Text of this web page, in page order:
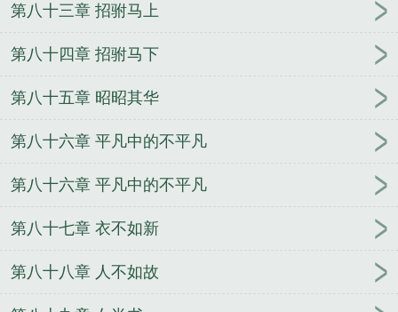
第八十三章 招驸马上
第八十四章 招驸马下
第八十五章 昭昭其华
第八十六章 平凡中的不平凡
第八十六章 平凡中的不平凡
第八十七章 衣不如新
第八十八章 人不如故